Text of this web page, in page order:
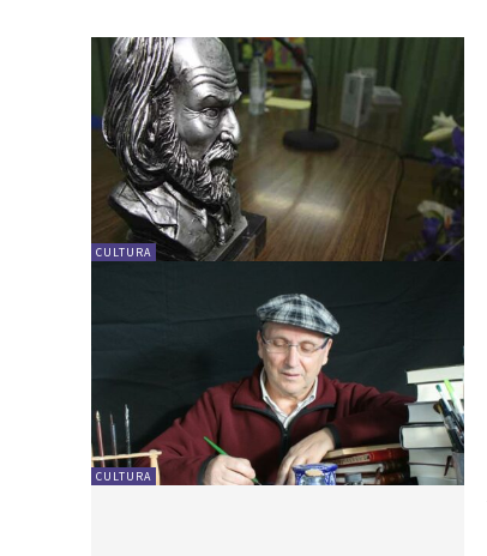
CULTURA
CULTURA